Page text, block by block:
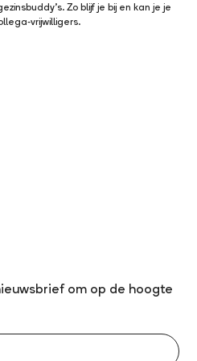
Zo blijf je bij en kan je je
vrijwilligers.
om op de hoogte